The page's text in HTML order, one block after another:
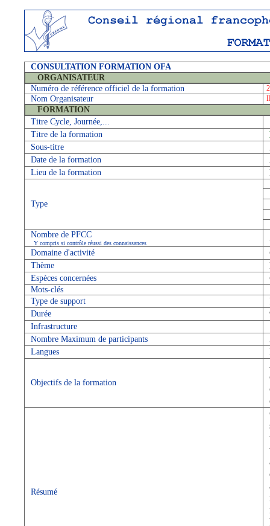
CONSULTATION FORMATION OFA
ORGANISATEUR
Numéro de référence officiel de la formation
Nom Organisateur
FORMATION
Titre Cycle, Journée,...
Titre de la formation
Sous-titre
Date de la formation
Lieu de la formation
Type
Nombre de PFCC
Y compris si contrôle réussi des connaissances
Domaine d'activité
Thème
Espèces concernées
Mots-clés
Type de support
Durée
Infrastructure
Nombre Maximum de participants
Langues
Objectifs de la formation
Résumé